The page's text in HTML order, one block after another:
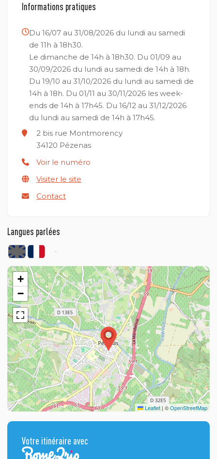
Informations pratiques
Du 16/07 au 31/08/2026 du lundi au samedi
de 11h à 18h30.
Le dimanche de 14h à 18h30. Du 01/09 au
30/09/2026 du lundi au samedi de 14h à 18h.
Du 19/10 au 31/10/2026 du lundi au samedi de
14h à 18h. Du 01/11 au 30/11/2026 les week-
ends de 14h à 17h45. Du 16/12 au 31/12/2026
du lundi au samedi de 14h à 17h45.
2 bis rue Montmorency
34120 Pézenas
Voir le numéro
Visiter le site
Contact
Langues parlées
+
−
Leaflet|©OpenStreetMap
Votre itinéraire avec